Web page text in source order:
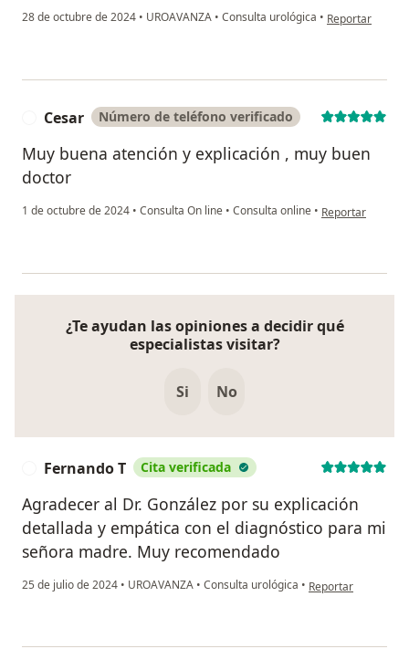
28 de octubre de 2024 • UROAVANZA • Consulta urológica • en opinión del
Reportar
Cesar Número de teléfono verificado
Muy buena atención y explicación , muy buen
doctor
1 de octubre de 2024 • Consulta On line • Consulta online • en opinión del
Reportar
¿Te ayudan las opiniones a decidir qué
especialistas visitar?
Si No
Fernando T Cita verificada
Agradecer al Dr. González por su explicación
detallada y empática con el diagnóstico para mi
señora madre. Muy recomendado
25 de julio de 2024 • UROAVANZA • Consulta urológica • en opinión del
Reportar